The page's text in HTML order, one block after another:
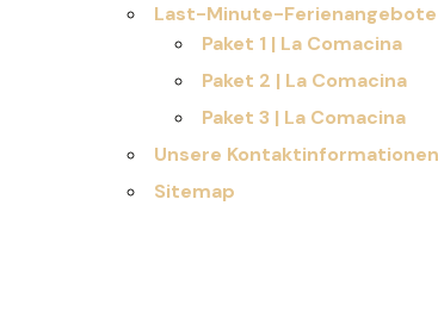
Last-Minute-Ferienangebote
Paket 1 | La Comacina
Paket 2 | La Comacina
Paket 3 | La Comacina
Unsere Kontaktinformationen
Sitemap